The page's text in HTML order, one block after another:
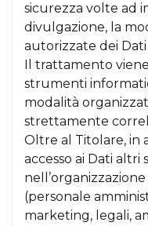
sicurezza volte ad
divulgazione, la
autorizzate dei Dati
Il trattamento
strumenti
modalità
strettamente
Oltre al Titolare, in
accesso ai Dati
(personale
marketing, legali,